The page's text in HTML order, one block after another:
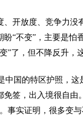
开放度、竞争力没
“不变”，主要是怕
”了，但不降反升，
中国的特区护照，
签，出入境很自由
事实证明，很多变